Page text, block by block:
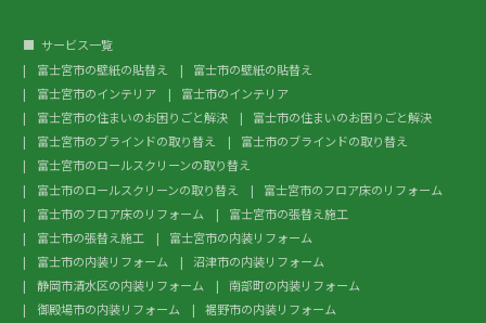
サービス一覧
富士宮市の壁紙の貼替え
富士市の壁紙の貼替え
富士宮市のインテリア
富士市のインテリア
富士宮市の住まいのお困りごと解決
富士市の住まいのお困りごと解決
富士宮市のブラインドの取り替え
富士市のブラインドの取り替え
富士宮市のロールスクリーンの取り替え
富士市のロールスクリーンの取り替え
富士宮市のフロア床のリフォーム
富士市のフロア床のリフォーム
富士宮市の張替え施工
富士市の張替え施工
富士宮市の内装リフォーム
富士市の内装リフォーム
沼津市の内装リフォーム
静岡市清水区の内装リフォーム
南部町の内装リフォーム
御殿場市の内装リフォーム
裾野市の内装リフォーム